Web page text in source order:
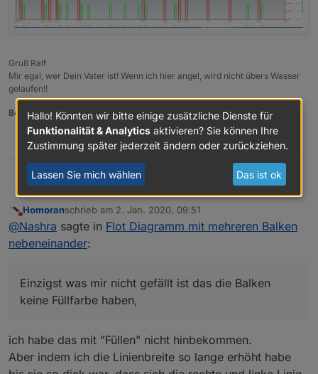
Gruß Ralf
Mir egal, wer Dein Vater ist! Wenn ich hier angel, wird nicht übers Wasser
gelaufen!!
Benutzt das Voting rechts unten im Beitrag wenn er euch geholfen hat.
0
NashraMoin, hänge mich mal mit rein :-)
Hatte schon des öfteren versucht Balken anzuzeigen
aber es klappte einfach nicht :-(
Dank dir@ Homoranund deinem Flot-Link habe ich es
nun auch hinbekommen.
aber da hattest Du ja geschrieben das dies wohl etwas
dauert, bin gespannt.
Nicht stören
Homoranschrieb am 2. Jan. 2020, 09:51
zuletzt editiert von
@Nashra sagte in Flot Diagramm mit mehreren Balken
nebeneinander:
Einzigst was mir nicht gefällt ist das die Balken
keine Füllfarbe haben,
ich habe das mit "Füllen" nicht hinbekommen.
Aber indem ich die Linienbreite so lange erhöht habe
Hallo! Könnten wir bitte einige zusätzliche Dienste für
Funktionalität & Analytics aktivieren? Sie können Ihre
Zustimmung später jederzeit ändern oder zurückziehen.
Lassen Sie mich wählen Das ist ok